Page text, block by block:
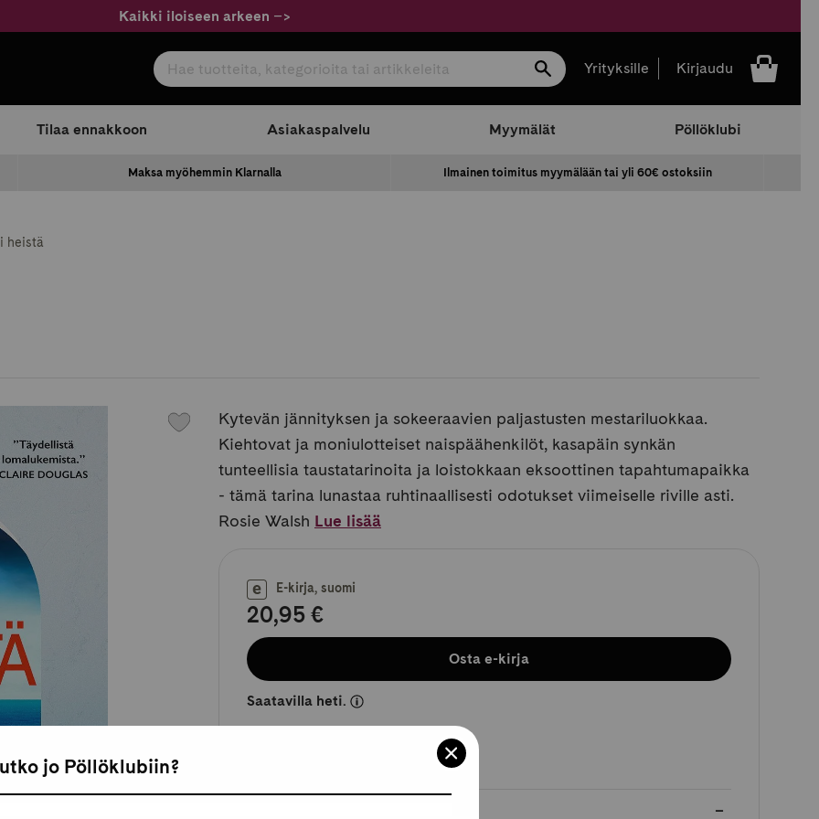
Kaikki iloiseen arkeen –>
Hae tuotteita, kategorioita tai artikkeleita
Hae Yrityksille Kirjaudu
Tilaa ennakkoon Asiakaspalvelu Myymälät Pöllöklubi
Maksa myöhemmin Klarnalla Ilmainen toimitus myymälään tai yli 60€ ostoksiin
heistä
Kytevän jännityksen ja sokeeraavien paljastusten mestariluokkaa.
Kiehtovat ja moniulotteiset naispäähenkilöt, kasapäin synkän
tunteellisia taustatarinoita ja loistokkaan eksoottinen tapahtumapaikka
- tämä tarina lunastaa ruhtinaallisesti odotukset viimeiselle riville asti.
Rosie Walsh Lue lisää
E-kirja, suomi
20,95 €
Osta e-kirja
Saatavilla heti.
jo Pöllöklubiin?